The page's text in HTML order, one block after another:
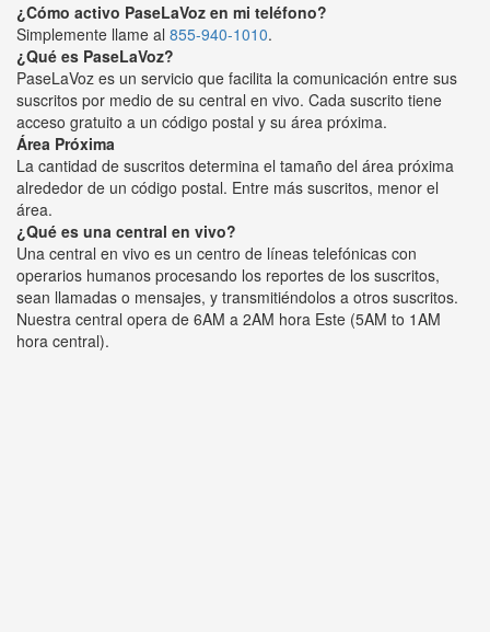
¿Cómo activo PaseLaVoz en mi teléfono?
Simplemente llame al 855-940-1010.
¿Qué es PaseLaVoz?
PaseLaVoz es un servicio que facilita la comunicación entre sus
suscritos por medio de su central en vivo. Cada suscrito tiene
acceso gratuito a un código postal y su área próxima.
Área Próxima
La cantidad de suscritos determina el tamaño del área próxima
alrededor de un código postal. Entre más suscritos, menor el
área.
¿Qué es una central en vivo?
Una central en vivo es un centro de líneas telefónicas con
operarios humanos procesando los reportes de los suscritos,
sean llamadas o mensajes, y transmitiéndolos a otros suscritos.
Nuestra central opera de 6AM a 2AM hora Este (5AM to 1AM
hora central).